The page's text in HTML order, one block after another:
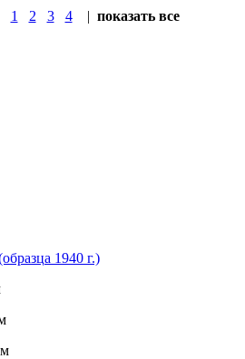
1
2 3 4| показать все
1940 г.)